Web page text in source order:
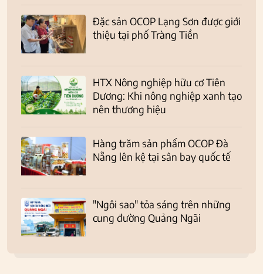
Đặc sản OCOP Lạng Sơn được giới
thiệu tại phố Tràng Tiền
HTX Nông nghiệp hữu cơ Tiên
Dương: Khi nông nghiệp xanh tạo
nên thương hiệu
Hàng trăm sản phẩm OCOP Đà
Nẵng lên kệ tại sân bay quốc tế
"Ngôi sao" tỏa sáng trên những
cung đường Quảng Ngãi